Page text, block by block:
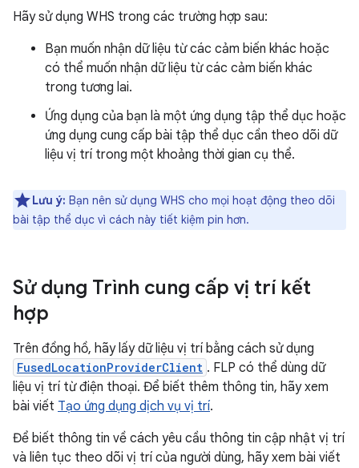
Hãy sử dụng WHS trong các trường hợp sau:
Bạn muốn nhận dữ liệu từ các cảm biến khác hoặc
có thể muốn nhận dữ liệu từ các cảm biến khác
trong tương lai.
Ứng dụng của bạn là một ứng dụng tập thể dục hoặc
ứng dụng cung cấp bài tập thể dục cần theo dõi dữ
liệu vị trí trong một khoảng thời gian cụ thể.
Lưu ý: Bạn nên sử dụng WHS cho mọi hoạt động theo dõi
bài tập thể dục vì cách này tiết kiệm pin hơn.
Sử dụng Trình cung cấp vị trí kết
hợp
Trên đồng hồ, hãy lấy dữ liệu vị trí bằng cách sử dụng
FusedLocationProviderClient . FLP có thể dùng dữ
liệu vị trí từ điện thoại. Để biết thêm thông tin, hãy xem
bài viết Tạo ứng dụng dịch vụ vị trí.
Để biết thông tin về cách yêu cầu thông tin cập nhật vị trí
và liên tục theo dõi vị trí của người dùng, hãy xem bài viết